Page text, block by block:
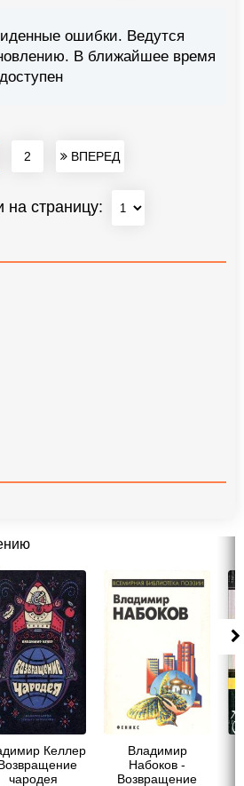
ошибки. Ведутся
В ближайшее время
2 ВПЕРЕД
на страницу:
Келлер
чародея
Владимир
Набоков -
Возвращение